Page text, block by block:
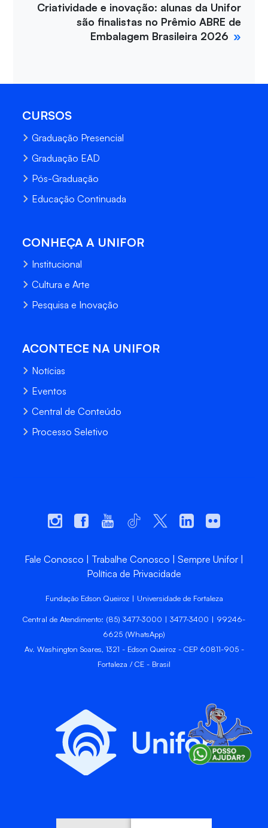
Criatividade e inovação: alunas da Unifor
são finalistas no Prêmio ABRE de
Embalagem Brasileira 2026
CURSOS
Graduação Presencial
Graduação EAD
Pós-Graduação
Educação Continuada
CONHEÇA A UNIFOR
Institucional
Cultura e Arte
Pesquisa e Inovação
ACONTECE NA UNIFOR
Notícias
Eventos
Central de Conteúdo
Processo Seletivo
Fale Conosco Trabalhe Conosco
Sempre Unifor
Política de Privacidade
Fundação Edson Queiroz | Universidade de Fortaleza
Central de Atendimento: (85) 3477-3000 | 3477-3400 | 99246-
6625 (WhatsApp)
Av. Washington Soares, 1321 - Edson Queiroz - CEP 60811-905 -
Fortaleza / CE - Brasil